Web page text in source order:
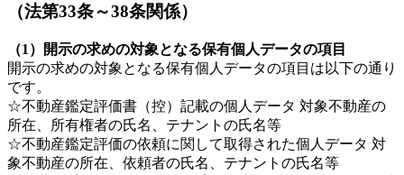
（法第33条～38条関係）
（1）開示の求めの対象となる保有個人データの項目
開示の求めの対象となる保有個人データの項目は以下の通り
です。
☆不動産鑑定評価書（控）記載の個人データ 対象不動産の
所在、所有権者の氏名、テナントの氏名等
☆不動産鑑定評価の依頼に関して取得された個人データ 対
象不動産の所在、依頼者の氏名、テナントの氏名等